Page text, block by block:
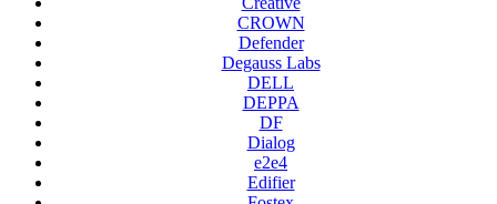
CROWN
Defender
Degauss Labs
DELL
DEPPA
DF
Dialog
e2e4
Edifier